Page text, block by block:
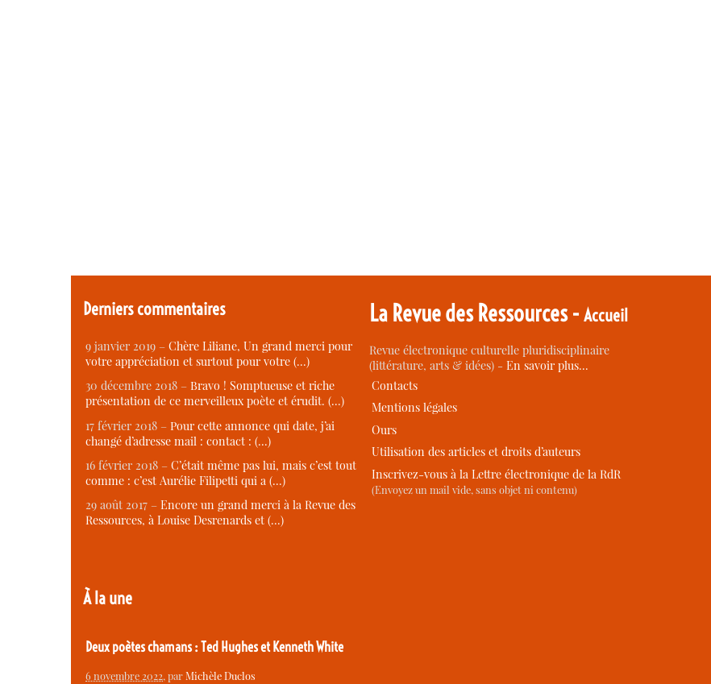
Derniers commentaires
9 janvier 2019 – Chère Liliane, Un grand merci pour
votre appréciation et surtout pour votre (…)
30 décembre 2018 – Bravo ! Somptueuse et riche
présentation de ce merveilleux poète et érudit. (…)
17 février 2018 – Pour cette annonce qui date, j’ai
changé d’adresse mail : contact : (…)
16 février 2018 – C’était même pas lui, mais c’est tout
comme : c’est Aurélie Filipetti qui a (…)
29 août 2017 – Encore un grand merci à la Revue des
Ressources, à Louise Desrenards et (…)
À la une
Deux poètes chamans : Ted Hughes et Kenneth White
6 novembre 2022, parMichèle Duclos
La Revue des Ressources -Accueil
Revue électronique culturelle pluridisciplinaire
(littérature, arts & idées) -En savoir plus…
Contacts
Mentions légales
Ours
Utilisation des articles et droits d’auteurs
Inscrivez-vous à la Lettre électronique de la RdR
(Envoyez un mail vide, sans objet ni contenu)